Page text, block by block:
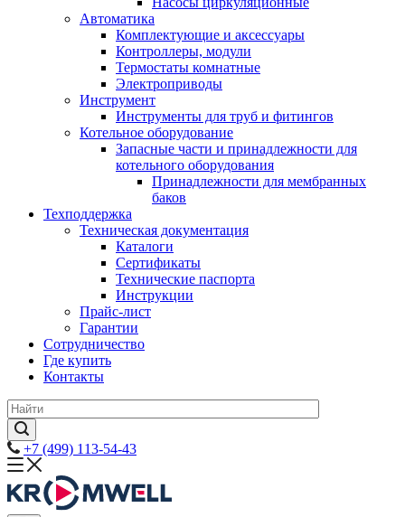
Автоматика
Комплектующие и аксессуары
Контроллеры, модули
Термостаты комнатные
Электроприводы
Инструмент
Инструменты для труб и фитингов
Котельное оборудование
Запасные части и принадлежности для
котельного оборудования
Принадлежности для мембранных
баков
Техподдержка
Техническая документация
Каталоги
Сертификаты
Технические паспорта
Инструкции
Прайс-лист
Гарантии
Сотрудничество
Где купить
Контакты
+7 (499) 113-54-43